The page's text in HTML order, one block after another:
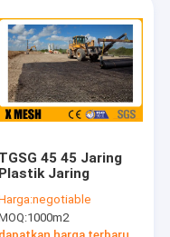
TGSG 45 45 Jaring
Plastik Jaring
negotiable
1000m2